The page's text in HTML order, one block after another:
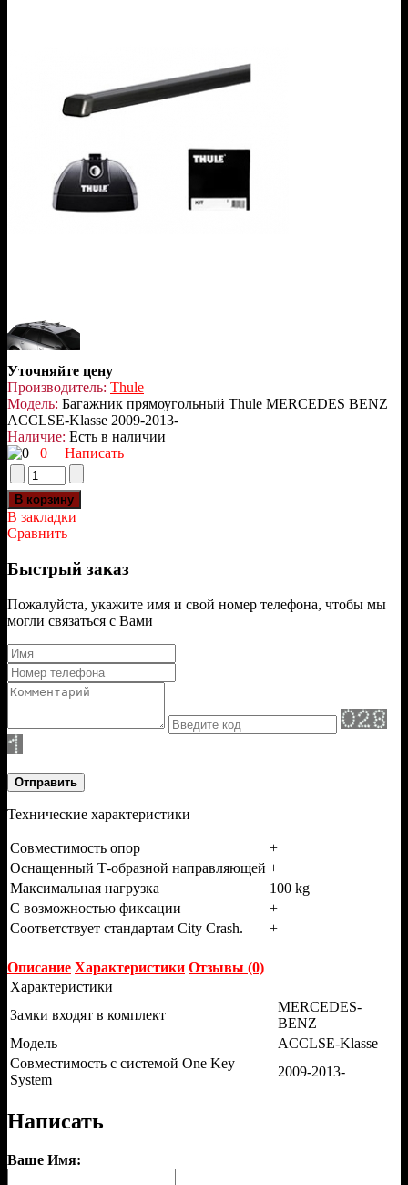
Уточняйте цену
Производитель: Thule
Модель: Багажник прямоугольный Thule MERCEDES BENZ
ACCLSE-Klasse 2009-2013-
Наличие: Есть в наличии
0 | Написать
В закладки
Сравнить
Быстрый заказ
Пожалуйста, укажите имя и свой номер телефона, чтобы мы
могли связаться с Вами
Отправить
Технические характеристики
Совместимость опор
+
Оснащенный Т-образной направляющей +
Максимальная нагрузка
100 kg
С возможностью фиксации
+
Соответствует стандартам City Crash.
+
Описание Характеристики Отзывы (0)
Характеристики
Замки входят в комплект
MERCEDES-
BENZ
Модель
ACCLSE-Klasse
Совместимость с системой One Key
System
2009-2013-
Написать
Ваше Имя: